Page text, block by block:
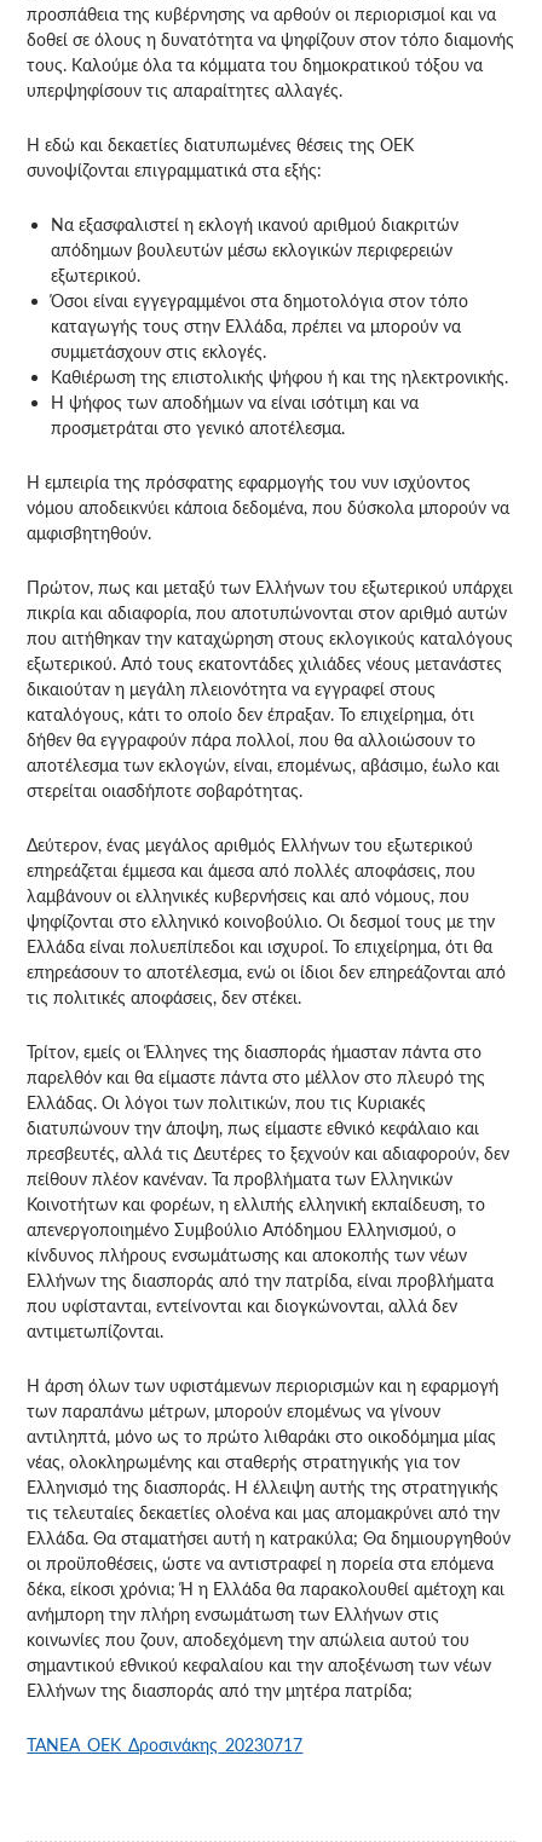
προσπάθεια της κυβέρνησης να αρθούν οι περιορισμοί και να
δοθεί σε όλους η δυνατότητα να ψηφίζουν στον τόπο διαμονής
τους. Καλούμε όλα τα κόμματα του δημοκρατικού τόξου να
υπερψηφίσουν τις απαραίτητες αλλαγές.
Η εδώ και δεκαετίες διατυπωμένες θέσεις της ΟΕΚ
συνοψίζονται επιγραμματικά στα εξής:
Να εξασφαλιστεί η εκλογή ικανού αριθμού διακριτών
απόδημων βουλευτών μέσω εκλογικών περιφερειών
εξωτερικού.
Όσοι είναι εγγεγραμμένοι στα δημοτολόγια στον τόπο
καταγωγής τους στην Ελλάδα, πρέπει να μπορούν να
συμμετάσχουν στις εκλογές.
Καθιέρωση της επιστολικής ψήφου ή και της ηλεκτρονικής.
Η ψήφος των αποδήμων να είναι ισότιμη και να
προσμετράται στο γενικό αποτέλεσμα.
Η εμπειρία της πρόσφατης εφαρμογής του νυν ισχύοντος
νόμου αποδεικνύει κάποια δεδομένα, που δύσκολα μπορούν να
αμφισβητηθούν.
Πρώτον, πως και μεταξύ των Ελλήνων του εξωτερικού υπάρχει
πικρία και αδιαφορία, που αποτυπώνονται στον αριθμό αυτών
που αιτήθηκαν την καταχώρηση στους εκλογικούς καταλόγους
εξωτερικού. Από τους εκατοντάδες χιλιάδες νέους μετανάστες
δικαιούταν η μεγάλη πλειονότητα να εγγραφεί στους
καταλόγους, κάτι το οποίο δεν έπραξαν. Το επιχείρημα, ότι
δήθεν θα εγγραφούν πάρα πολλοί, που θα αλλοιώσουν το
αποτέλεσμα των εκλογών, είναι, επομένως, αβάσιμο, έωλο και
στερείται οιασδήποτε σοβαρότητας.
Δεύτερον, ένας μεγάλος αριθμός Ελλήνων του εξωτερικού
επηρεάζεται έμμεσα και άμεσα από πολλές αποφάσεις, που
λαμβάνουν οι ελληνικές κυβερνήσεις και από νόμους, που
ψηφίζονται στο ελληνικό κοινοβούλιο. Οι δεσμοί τους με την
Ελλάδα είναι πολυεπίπεδοι και ισχυροί. Το επιχείρημα, ότι θα
επηρεάσουν το αποτέλεσμα, ενώ οι ίδιοι δεν επηρεάζονται από
τις πολιτικές αποφάσεις, δεν στέκει.
Τρίτον, εμείς οι Έλληνες της διασποράς ήμασταν πάντα στο
παρελθόν και θα είμαστε πάντα στο μέλλον στο πλευρό της
Ελλάδας. Οι λόγοι των πολιτικών, που τις Κυριακές
διατυπώνουν την άποψη, πως είμαστε εθνικό κεφάλαιο και
πρεσβευτές, αλλά τις Δευτέρες το ξεχνούν και αδιαφορούν, δεν
πείθουν πλέον κανέναν. Τα προβλήματα των Ελληνικών
Κοινοτήτων και φορέων, η ελλιπής ελληνική εκπαίδευση, το
απενεργοποιημένο Συμβούλιο Απόδημου Ελληνισμού, ο
κίνδυνος πλήρους ενσωμάτωσης και αποκοπής των νέων
Ελλήνων της διασποράς από την πατρίδα, είναι προβλήματα
που υφίστανται, εντείνονται και διογκώνονται, αλλά δεν
αντιμετωπίζονται.
Η άρση όλων των υφιστάμενων περιορισμών και η εφαρμογή
των παραπάνω μέτρων, μπορούν επομένως να γίνουν
αντιληπτά, μόνο ως το πρώτο λιθαράκι στο οικοδόμημα μίας
νέας, ολοκληρωμένης και σταθερής στρατηγικής για τον
Ελληνισμό της διασποράς. Η έλλειψη αυτής της στρατηγικής
τις τελευταίες δεκαετίες ολοένα και μας απομακρύνει από την
Ελλάδα. Θα σταματήσει αυτή η κατρακύλα; Θα δημιουργηθούν
οι προϋποθέσεις, ώστε να αντιστραφεί η πορεία στα επόμενα
δέκα, είκοσι χρόνια; Ή η Ελλάδα θα παρακολουθεί αμέτοχη και
ανήμπορη την πλήρη ενσωμάτωση των Ελλήνων στις
κοινωνίες που ζουν, αποδεχόμενη την απώλεια αυτού του
σημαντικού εθνικού κεφαλαίου και την αποξένωση των νέων
Ελλήνων της διασποράς από την μητέρα πατρίδα;
TANEA_ΟΕΚ_Δροσινάκης_20230717